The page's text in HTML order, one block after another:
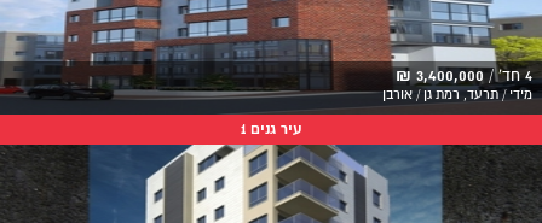
4 חד' / 3,400,000 ₪
מידי / תרעד, רמת גן / אורבן
עיר גנים 1